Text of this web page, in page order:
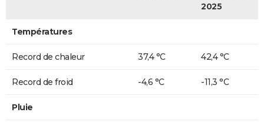
2025
Températures
Record de chaleur 37,4 °C 42,4 °C
Record de froid -4,6 °C -11,3 °C
Pluie